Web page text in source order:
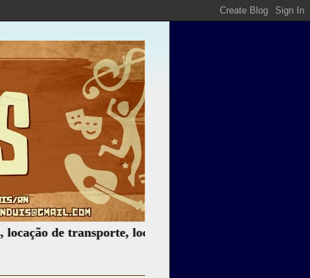
transporte, locação de som, iluminação e muito mais.